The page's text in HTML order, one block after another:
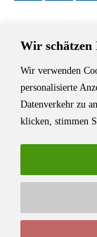
Wir
Wir verwenden
personalisierte
Datenverkehr zu
klicken, stimmen
Das
Autoren aus
Lesungen,
© Stuttgarter